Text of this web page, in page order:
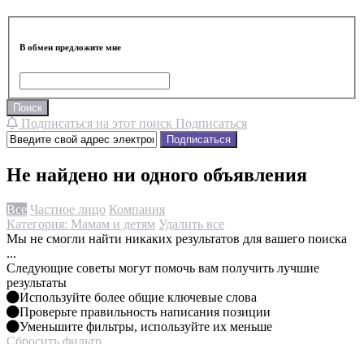
В обмен предложите мне
Поиск
Подписаться на этот поиск Подписаться
Подписаться
Не найдено ни одного объявления
Все Частное лицо Компания
Категория: Мамам и детям Удалить все
Мы не смогли найти никаких результатов для вашего поиска
...
Следующие советы могут помочь вам получить лучшие
результаты
Используйте более общие ключевые слова
Проверьте правильность написания позиции
Уменьшите фильтры, используйте их меньше
Сбросить фильтр